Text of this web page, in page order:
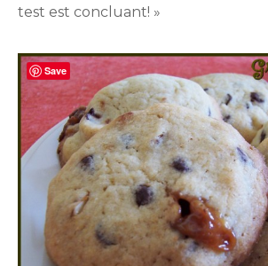
test est concluant! »
Save